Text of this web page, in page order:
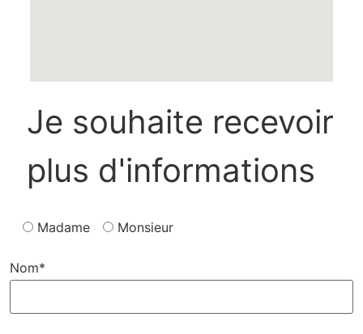
Je souhaite recevoir
plus d'informations
Madame Monsieur
Nom*